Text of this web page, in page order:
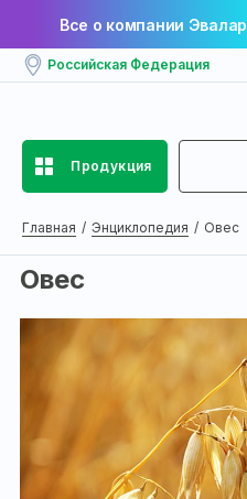
Все о компании Эвалар
Российская Федерация
Продукция
Главная Энциклопедия Овес
Овес